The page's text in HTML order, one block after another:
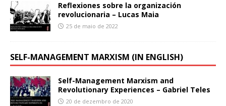
Reflexiones sobre la organización
revolucionaria – Lucas Maia
25 de maio de 2022
SELF-MANAGEMENT MARXISM (IN ENGLISH)
Self-Management Marxism and
Revolutionary Experiences – Gabriel Teles
20 de dezembro de 2020